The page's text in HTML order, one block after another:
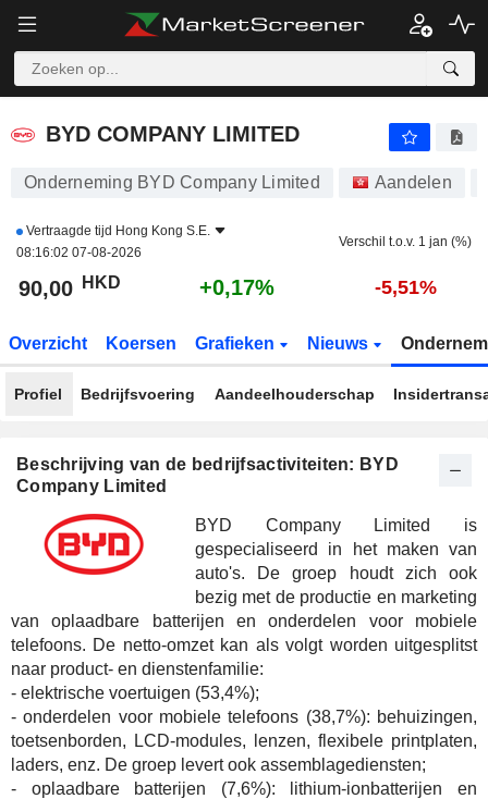
BYD COMPANY LIMITED
BYD COMPANY LIMITED
Onderneming BYD Company Limited Aandelen
Vertraagde tijd Hong Kong S.E.
08:16:02 07-08-2026
Verschil t.o.v. 1 jan (%)
90,00 HKD +0,17% -5,51%
Overzicht Koersen Grafieken Nieuws
Profiel Bedrijfsvoering Aandeelhouderschap
Beschrijving van de bedrijfsactiviteiten: BYD
Company Limited
BYD Company Limited is
gespecialiseerd in het maken van
auto's. De groep houdt zich ook
bezig met de productie en marketing
van oplaadbare batterijen en onderdelen voor mobiele
telefoons. De netto-omzet kan als volgt worden uitgesplitst
naar product- en dienstenfamilie:
- elektrische voertuigen (53,4%);
- onderdelen voor mobiele telefoons (38,7%): behuizingen,
toetsenborden, LCD-modules, lenzen, flexibele printplaten,
laders, enz. De groep levert ook assemblagediensten;
- oplaadbare batterijen (7,6%): lithium-ionbatterijen en